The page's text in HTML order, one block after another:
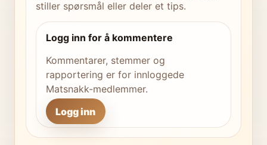
stiller spørsmål eller deler et tips.
Logg inn for å kommentere
Kommentarer, stemmer og
rapportering er for innloggede
Matsnakk-medlemmer.
Logg inn